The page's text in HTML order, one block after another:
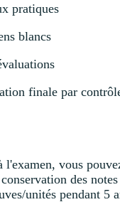
pratiques
blancs
finale par
l'examen, vous
des
unités pendant 5